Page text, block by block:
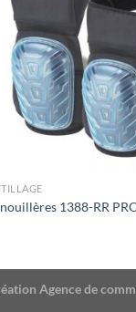
1388-RR
Agence de